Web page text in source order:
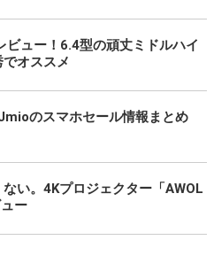
ュー！6.4型の頑丈ミドルハイ
オススメ
のスマホセール情報まとめ
い。4Kプロジェクター「AWOL
ー